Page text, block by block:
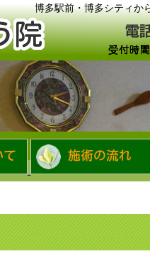
博多駅前・博多シティか